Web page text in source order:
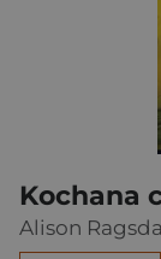
Kochana
Alison